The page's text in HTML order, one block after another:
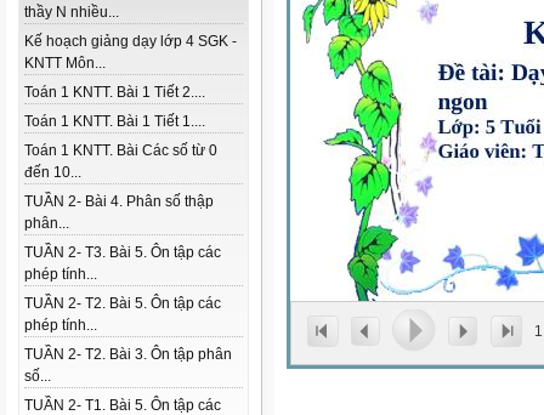
thầy N nhiều...
Kế hoạch giảng dạy lớp 4 SGK -
KNTT Môn...
Toán 1 KNTT. Bài 1 Tiết 2....
Toán 1 KNTT. Bài 1 Tiết 1....
Toán 1 KNTT. Bài Các số từ 0
đến 10...
TUẦN 2- Bài 4. Phân số thập
phân...
TUẦN 2- T3. Bài 5. Ôn tập các
phép tính...
TUẦN 2- T2. Bài 5. Ôn tập các
phép tính...
TUẦN 2- T2. Bài 3. Ôn tập phân
số...
TUẦN 2- T1. Bài 5. Ôn tập các
1